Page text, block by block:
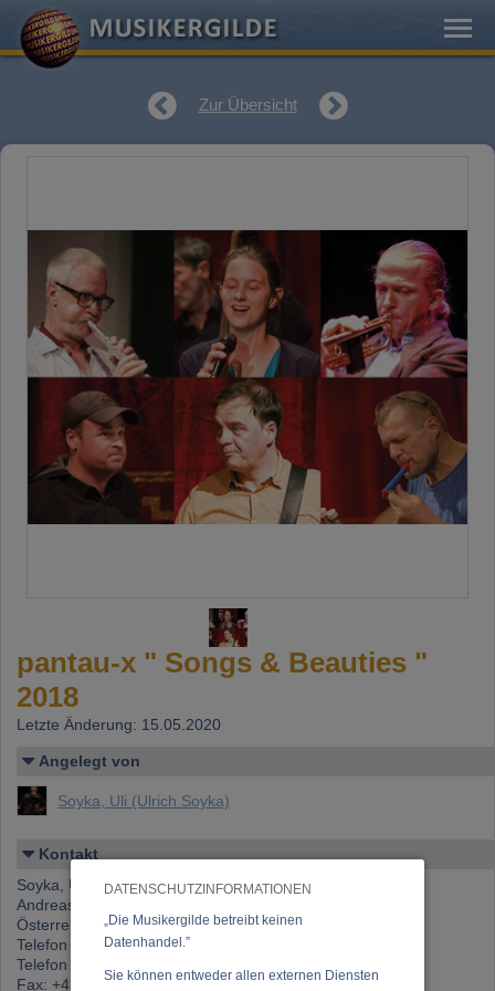
DATENSCHUTZINFORMATIONEN
„Die Musikergilde betreibt keinen
Datenhandel.”
Sie können entweder allen externen Diensten
Zur Übersicht
pantau-x " Songs & Beauties "
2018
Letzte Änderung: 15.05.2020
Angelegt von
Soyka, Uli (Ulrich Soyka)
Kontakt
Soyka, Uli (Ulrich Soyka)
Andreasgasse 5 / 2 / 4, 1070 Wien
Österreich
Telefon 1: +43 (0)676 706 38 12
Telefon 2: +43 (0)676 706 38 12
Fax: +43 (0)1 523 53 91